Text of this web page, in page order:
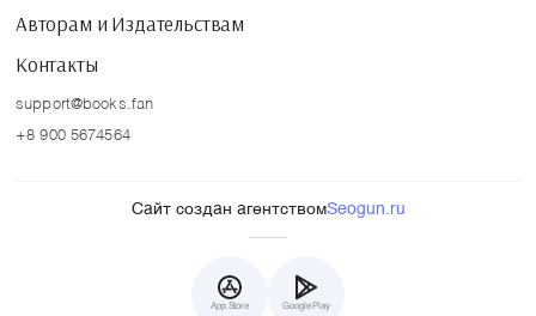
Авторам и Издательствам
Контакты
support@books.fan
+8 900 5674564
Сайт создан агентствомSeogun.ru
App Store Google Play